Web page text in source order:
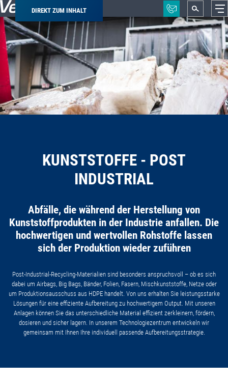
DIREKT ZUM INHALT
Pfadnavigation
KUNSTSTOFFE - POST
INDUSTRIAL
Abfälle, die während der Herstellung von
Kunststoffprodukten in der Industrie anfallen. Die
hochwertigen und wertvollen Rohstoffe lassen
sich der Produktion wieder zuführen
Post-Industrial-Recycling-Materialien sind besonders anspruchsvoll – ob es sich
dabei um Airbags, Big Bags, Bänder, Folien, Fasern, Mischkunststoffe, Netze oder
um Produktionsausschuss aus HDPE handelt. Von uns erhalten Sie leistungsstarke
Lösungen für eine effiziente Aufbereitung zu hochwertigem Output. Mit unseren
Anlagen können Sie das unterschiedliche Material effizient zerkleinern, fördern,
dosieren und sicher lagern. In unserem Technologiezentrum entwickeln wir
gemeinsam mit Ihnen Ihre individuell passende Aufbereitungsstrategie.